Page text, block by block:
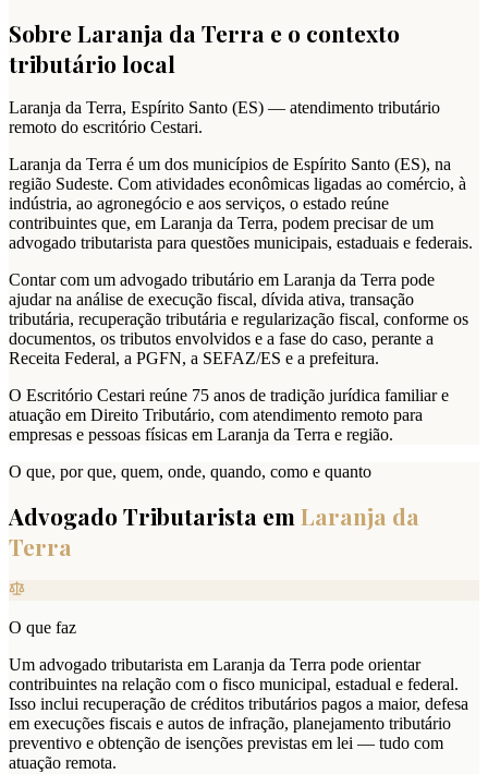
Sobre Laranja da Terra e o contexto
tributário local
Laranja da Terra, Espírito Santo (ES) — atendimento tributário
remoto do escritório Cestari.
Laranja da Terra é um dos municípios de Espírito Santo (ES), na
região Sudeste. Com atividades econômicas ligadas ao comércio, à
indústria, ao agronegócio e aos serviços, o estado reúne
contribuintes que, em Laranja da Terra, podem precisar de um
advogado tributarista para questões municipais, estaduais e federais.
Contar com um advogado tributário em Laranja da Terra pode
ajudar na análise de execução fiscal, dívida ativa, transação
tributária, recuperação tributária e regularização fiscal, conforme os
documentos, os tributos envolvidos e a fase do caso, perante a
Receita Federal, a PGFN, a SEFAZ/ES e a prefeitura.
O Escritório Cestari reúne 75 anos de tradição jurídica familiar e
atuação em Direito Tributário, com atendimento remoto para
empresas e pessoas físicas em Laranja da Terra e região.
O que, por que, quem, onde, quando, como e quanto
Advogado Tributarista em Laranja da
Terra
O que faz
Um advogado tributarista em Laranja da Terra pode orientar
contribuintes na relação com o fisco municipal, estadual e federal.
Isso inclui recuperação de créditos tributários pagos a maior, defesa
em execuções fiscais e autos de infração, planejamento tributário
preventivo e obtenção de isenções previstas em lei — tudo com
atuação remota.